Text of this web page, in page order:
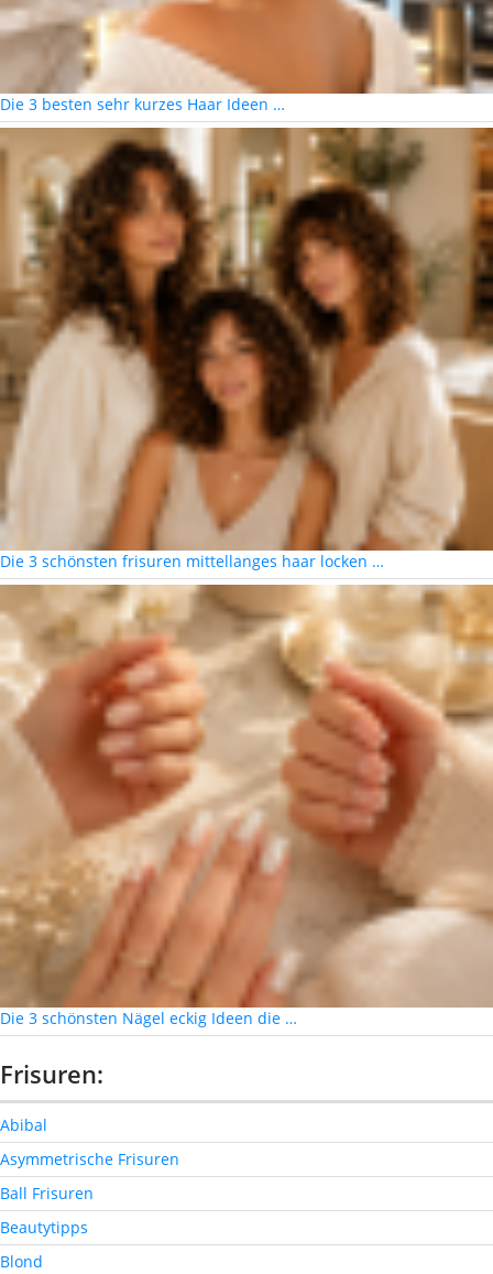
Die 3 besten sehr kurzes Haar Ideen …
Die 3 schönsten frisuren mittellanges haar locken …
Die 3 schönsten Nägel eckig Ideen die …
Frisuren:
Abibal
Asymmetrische Frisuren
Ball Frisuren
Beautytipps
Blond